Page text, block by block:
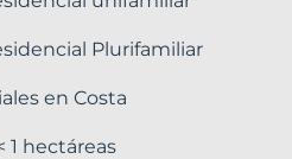
Plurifamiliar
en Costa
1 hectáreas